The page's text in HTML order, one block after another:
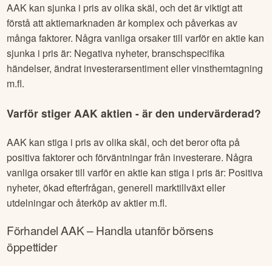
AAK kan sjunka i pris av olika skäl, och det är viktigt att
förstå att aktiemarknaden är komplex och påverkas av
många faktorer. Några vanliga orsaker till varför en aktie kan
sjunka i pris är: Negativa nyheter, branschspecifika
händelser, ändrat investerarsentiment eller vinsthemtagning
m.fl.
Varför stiger AAK aktien - är den undervärderad?
AAK kan stiga i pris av olika skäl, och det beror ofta på
positiva faktorer och förväntningar från investerare. Några
vanliga orsaker till varför en aktie kan stiga i pris är: Positiva
nyheter, ökad efterfrågan, generell marktillväxt eller
utdelningar och återköp av aktier m.fl.
FörhandelAAK– Handla utanför börsens
öppettider